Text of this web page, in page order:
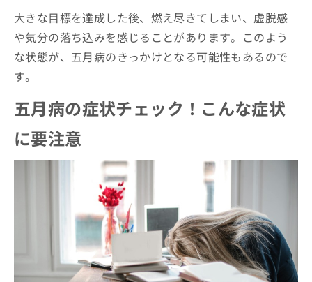
大きな目標を達成した後、燃え尽きてしまい、虚脱感
や気分の落ち込みを感じることがあります。このよう
な状態が、五月病のきっかけとなる可能性もあるので
す。
五月病の症状チェック！こんな症状
に要注意